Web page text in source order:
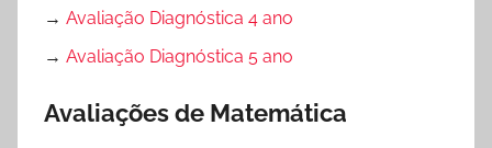
→ Avaliação Diagnóstica 4 ano
→ Avaliação Diagnóstica 5 ano
Avaliações de Matemática